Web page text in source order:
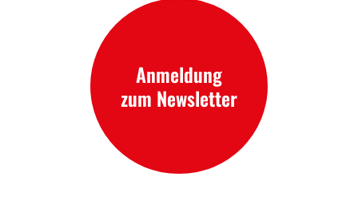
Anmeldung
zum Newsletter